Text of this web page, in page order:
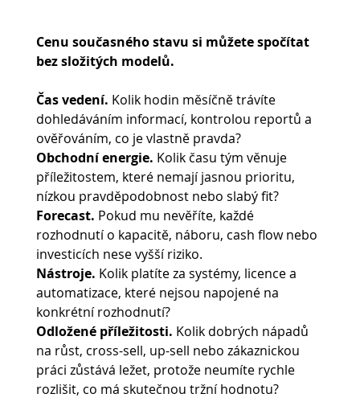
Cenu současného stavu si můžete spočítat
bez složitých modelů.
Čas vedení. Kolik hodin měsíčně trávíte
dohledáváním informací, kontrolou reportů a
ověřováním, co je vlastně pravda?
Obchodní energie. Kolik času tým věnuje
příležitostem, které nemají jasnou prioritu,
nízkou pravděpodobnost nebo slabý fit?
Forecast. Pokud mu nevěříte, každé
rozhodnutí o kapacitě, náboru, cash flow nebo
investicích nese vyšší riziko.
Nástroje. Kolik platíte za systémy, licence a
automatizace, které nejsou napojené na
konkrétní rozhodnutí?
Odložené příležitosti. Kolik dobrých nápadů
na růst, cross-sell, up-sell nebo zákaznickou
práci zůstává ležet, protože neumíte rychle
rozlišit, co má skutečnou tržní hodnotu?